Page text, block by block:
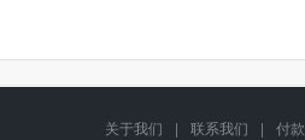
关于我们 | 联系我们 |
付